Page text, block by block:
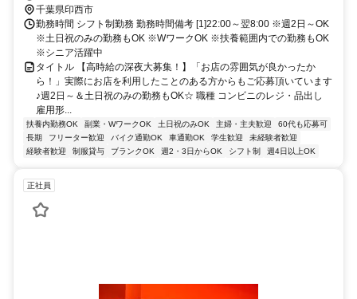
学校そば
千葉県印西市
勤務時間 シフト制勤務 勤務時間備考 [1]22:00～翌8:00 ※週2日～OK
※土日祝のみの勤務もOK ※WワークOK ※扶養範囲内での勤務もOK
※シニア活躍中
タイトル 【高時給の深夜大募集！】「お店の雰囲気が良かったか
ら！」実際にお店を利用したことのある方からもご応募頂いています
♪週2日～＆土日祝のみの勤務もOK☆ 職種 コンビニのレジ・品出し
雇用形...
扶養内勤務OK 副業・WワークOK 土日祝のみOK 主婦・主夫歓迎
60代も応募可
長期
フリーター歓迎 バイク通勤OK 車通勤OK 学生歓迎
未経験者歓迎
経験者歓迎
制服貸与 ブランクOK 週2・3日からOK シフト制 週4日以上OK
正社員